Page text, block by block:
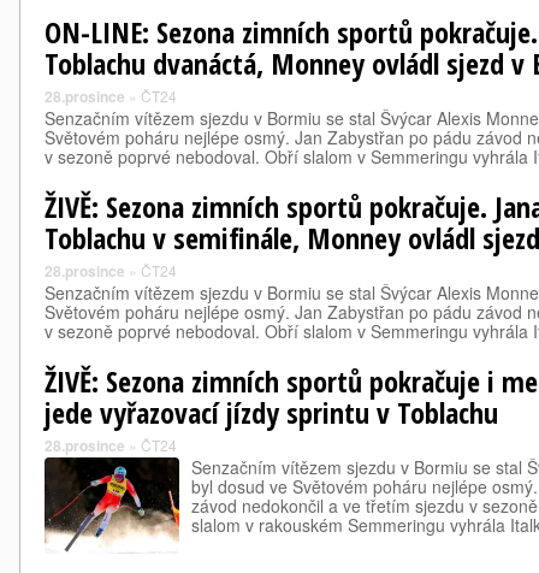
ON-LINE: Sezona zimních sportů
Toblachu dvanáctá, Monney ovládl sjezd v
28.prosince » ČT24
Senzačním vítězem sjezdu v Bormiu se stal Švýcar Alexis
Světovém poháru nejlépe osmý. Jan Zabystřan po pádu závod
v sezoně poprvé nebodoval. Obří slalom v Semmeringu
ŽIVĚ: Sezona zimních sportů pokračuje.
Toblachu v semifinále, Monney ovládl
28.prosince » ČT24
Senzačním vítězem sjezdu v Bormiu se stal Švýcar Alexis
Světovém poháru nejlépe osmý. Jan Zabystřan po pádu závod
v sezoně poprvé nebodoval. Obří slalom v Semmeringu
ŽIVĚ: Sezona zimních sportů pokračuje i
jede vyřazovací jízdy sprintu v Toblachu
28.prosince » ČT24
Senzačním vítězem sjezdu v Bormiu se stal
byl dosud ve Světovém poháru nejlépe
závod nedokončil a ve třetím sjezdu v
slalom v rakouském Semmeringu vyhrála